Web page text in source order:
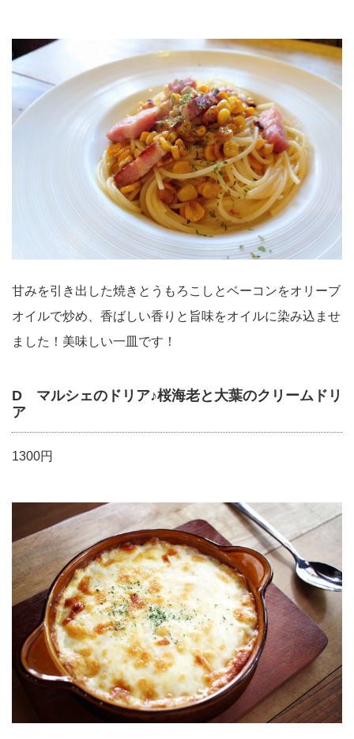
甘みを引き出した焼きとうもろこしとベーコンをオリーブ
オイルで炒め、香ばしい香りと旨味をオイルに染み込ませ
ました！美味しい一皿です！
D マルシェのドリア♪桜海老と大葉のクリームドリ
ア
1300円